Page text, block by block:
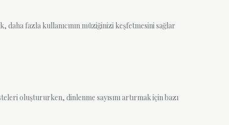
fazla kullanıcının müziğinizi keşfetmesini sağlar
oluştururken, dinlenme sayısını artırmak için bazı